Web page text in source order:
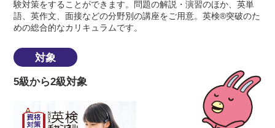
験対策をすることができます。問題の解説・演習のほか、英単
語、英作文、面接などの分野別の講座をご用意。英検®突破のた
めの総合的なカリキュラムです。
対象
5級から2級対象